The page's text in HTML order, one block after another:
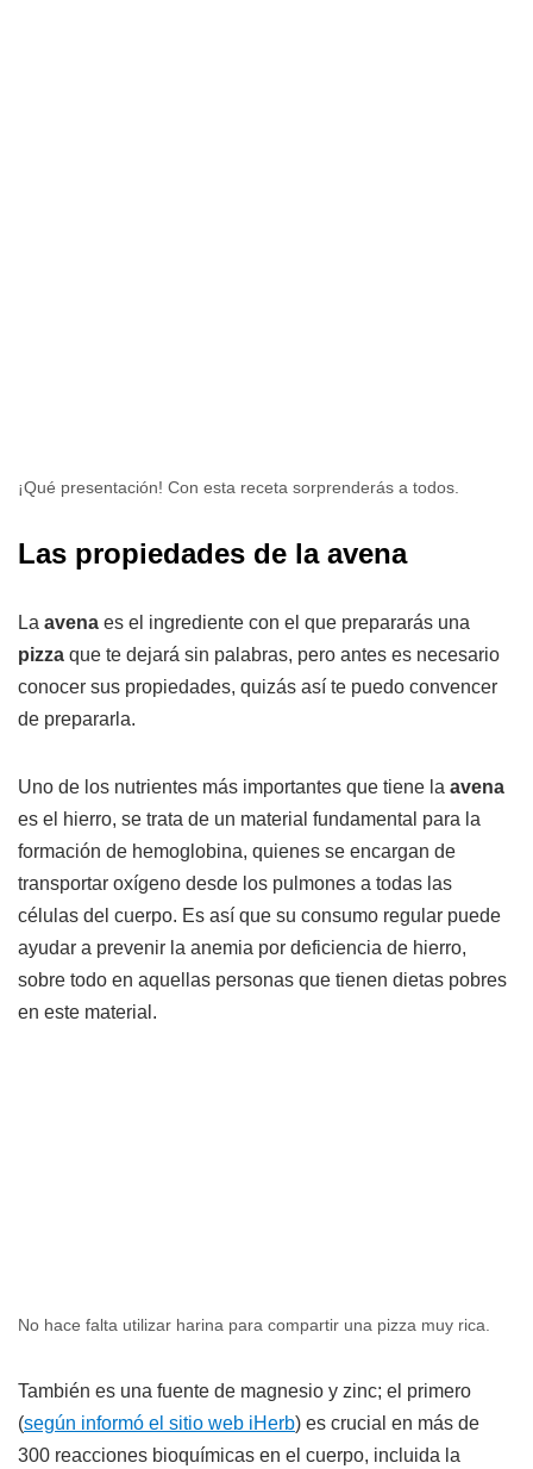
¡Qué presentación! Con esta receta sorprenderás a todos.
Las propiedades de la avena
La avena es el ingrediente con el que prepararás una
pizza que te dejará sin palabras, pero antes es necesario
conocer sus propiedades, quizás así te puedo convencer
de prepararla.
Uno de los nutrientes más importantes que tiene la avena
es el hierro, se trata de un material fundamental para la
formación de hemoglobina, quienes se encargan de
transportar oxígeno desde los pulmones a todas las
células del cuerpo. Es así que su consumo regular puede
ayudar a prevenir la anemia por deficiencia de hierro,
sobre todo en aquellas personas que tienen dietas pobres
en este material.
No hace falta utilizar harina para compartir una pizza muy rica.
También es una fuente de magnesio y zinc; el primero
(según informó el sitio web iHerb) es crucial en más de
300 reacciones bioquímicas en el cuerpo, incluida la